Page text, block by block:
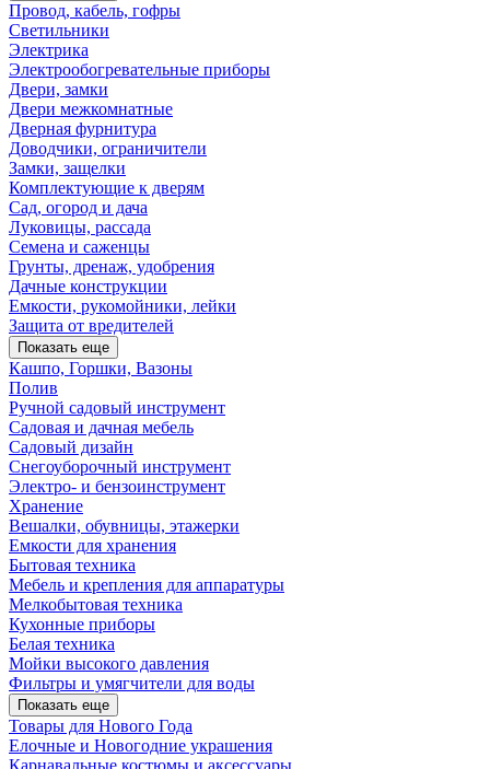
Провод, кабель, гофры
Светильники
Электрика
Электрообогревательные приборы
Двери, замки
Двери межкомнатные
Дверная фурнитура
Доводчики, ограничители
Замки, защелки
Комплектующие к дверям
Сад, огород и дача
Луковицы, рассада
Семена и саженцы
Грунты, дренаж, удобрения
Дачные конструкции
Емкости, рукомойники, лейки
Защита от вредителей
Показать еще
Кашпо, Горшки, Вазоны
Полив
Ручной садовый инструмент
Садовая и дачная мебель
Садовый дизайн
Снегоуборочный инструмент
Электро- и бензоинструмент
Хранение
Вешалки, обувницы, этажерки
Емкости для хранения
Бытовая техника
Мебель и крепления для аппаратуры
Мелкобытовая техника
Кухонные приборы
Белая техника
Мойки высокого давления
Фильтры и умягчители для воды
Показать еще
Товары для Нового Года
Елочные и Новогодние украшения
Карнавальные костюмы и аксессуары